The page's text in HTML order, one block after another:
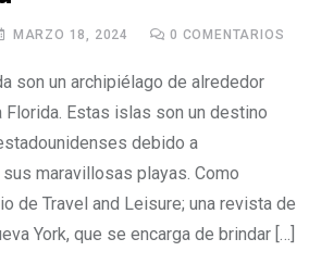
MARZO 18, 2024 0 COMENTARIOS
son un archipiélago de alrededor
Estas islas son un destino
debido a
maravillosas playas. Como
de Travel and Leisure; una revista de
York, que se encarga de brindar […]